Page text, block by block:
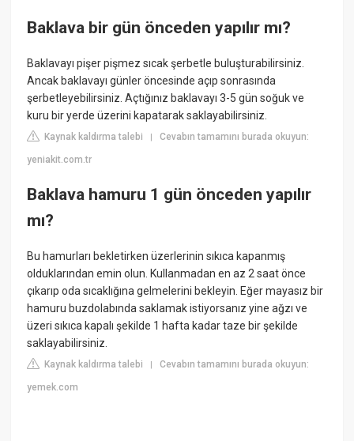
Baklava bir gün önceden yapılır mı?
Baklavayı pişer pişmez sıcak şerbetle buluşturabilirsiniz.
Ancak baklavayı günler öncesinde açıp sonrasında
şerbetleyebilirsiniz. Açtığınız baklavayı 3-5 gün soğuk ve
kuru bir yerde üzerini kapatarak saklayabilirsiniz.
Kaynak kaldırma talebi |Cevabın tamamını burada okuyun:
yeniakit.com.tr
Baklava hamuru 1 gün önceden yapılır
mı?
Bu hamurları bekletirken üzerlerinin sıkıca kapanmış
olduklarından emin olun. Kullanmadan en az 2 saat önce
çıkarıp oda sıcaklığına gelmelerini bekleyin. Eğer mayasız bir
hamuru buzdolabında saklamak istiyorsanız yine ağzı ve
üzeri sıkıca kapalı şekilde 1 hafta kadar taze bir şekilde
saklayabilirsiniz.
Kaynak kaldırma talebi |Cevabın tamamını burada okuyun:
yemek.com